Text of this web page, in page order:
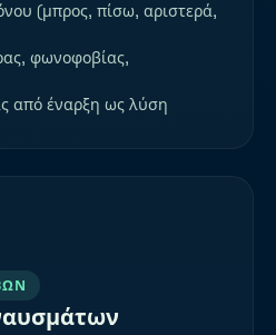
(μπρος, πίσω, αριστερά,
φωνοφοβίας,
από έναρξη ως λύση